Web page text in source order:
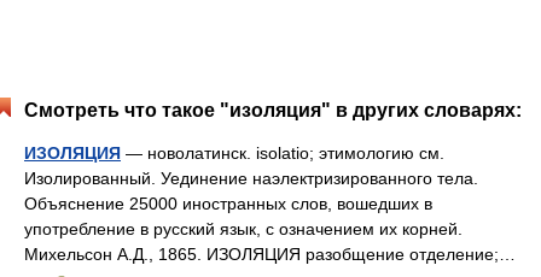
Смотреть что такое "изоляция" в других словарях:
ИЗОЛЯЦИЯ — новолатинск. isolatio; этимологию см.
Изолированный. Уединение наэлектризированного тела.
Объяснение 25000 иностранных слов, вошедших в
употребление в русский язык, с означением их корней.
Михельсон А.Д., 1865. ИЗОЛЯЦИЯ разобщение отделение;…